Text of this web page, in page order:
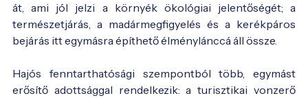
át, ami jól jelzi a környék ökológiai jelentőségét; a
természetjárás, a madármegfigyelés és a kerékpáros
bejárás itt egymásra építhető élménylánccá áll össze.
Hajós fenntarthatósági szempontból több, egymást
erősítő adottsággal rendelkezik: a turisztikai vonzerő